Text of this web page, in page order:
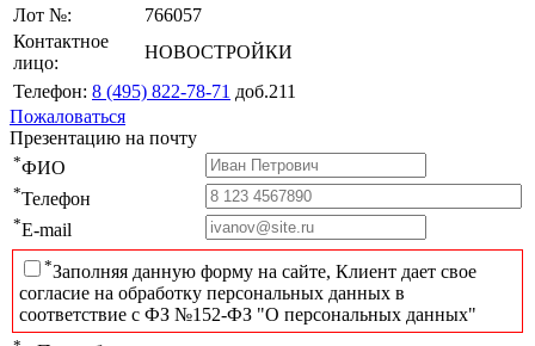
Лот №:
766057
Контактное
лицо:
НОВОСТРОЙКИ
Телефон: 8 (495) 822-78-71 доб.211
Пожаловаться
Презентацию на почту
*ФИО
*Телефон
*E-mail
*Заполняя данную форму на сайте, Клиент дает свое
согласие на обработку персональных данных в
соответствие с ФЗ №152-ФЗ "О персональных данных"